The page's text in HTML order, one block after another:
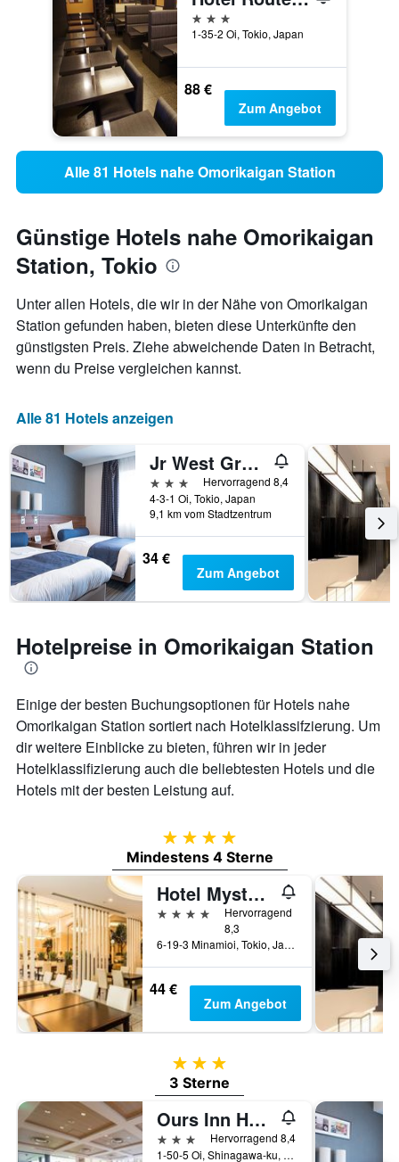
3 Sterne
1-35-2 Oi, Tokio, Japan
88 €
Zum Angebot
Alle 81 Hotels nahe Omorikaigan Station
Günstige Hotels nahe Omorikaigan
Station, Tokio
Unter allen Hotels, die wir in der Nähe von Omorikaigan
Station gefunden haben, bieten diese Unterkünfte den
günstigsten Preis. Ziehe abweichende Daten in Betracht,
wenn du Preise vergleichen kannst.
Alle 81 Hotels anzeigen
Jr West Group Via Inn Shinagawa Oimachi
3 Sterne
Hervorragend 8,4
4-3-1 Oi, Tokio, Japan
9,1 km vom Stadtzentrum
34 €
Zum Angebot
Hotelpreise in Omorikaigan Station
Einige der besten Buchungsoptionen für Hotels nahe
Omorikaigan Station sortiert nach Hotelklassifzierung. Um
dir weitere Einblicke zu bieten, führen wir in jeder
Hotelklassifizierung auch die beliebtesten Hotels und die
Hotels mit der besten Leistung auf.
4 Sterne
Mindestens 4 Sterne
Hotel Mystays Premier Omori
4 Sterne
Hervorragend
8,3
6-19-3 Minamioi, Tokio, Japan
44 €
Zum Angebot
3 Sterne
3 Sterne
Ours Inn Hankyu
3 Sterne
Hervorragend 8,4
1-50-5 Oi, Shinagawa-ku, Tokio, Japan